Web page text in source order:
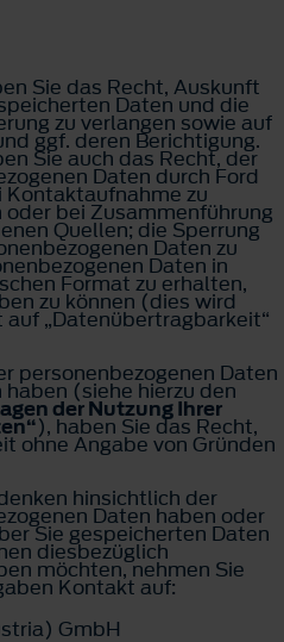
Sie das Recht, Auskunft
Daten und die
zu verlangen sowie auf
ggf. deren Berichtigung.
Sie auch das Recht, der
Daten durch Ford
Kontaktaufnahme zu
bei Zusammenführung
Quellen; die Sperrung
Daten zu
Daten in
Format zu erhalten,
zu können (dies wird
„Datenübertragbarkeit“
personenbezogenen Daten
(siehe hierzu den
der Nutzung Ihrer
), haben Sie das Recht,
ohne Angabe von Gründen
hinsichtlich der
Daten haben oder
Sie gespeicherten Daten
diesbezüglich
möchten, nehmen Sie
Kontakt auf:
GmbH